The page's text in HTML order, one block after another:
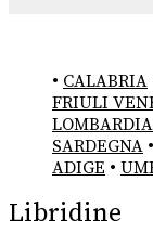
• CALABRIA
FRIULI
LOMBARDIA
SARDEGNA •
ADIGE •
Libridine